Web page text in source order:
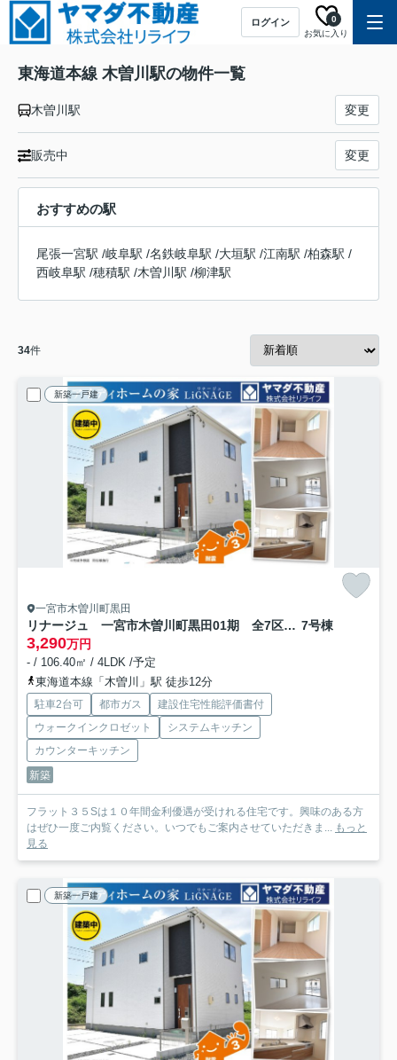
ログイン
お気に入り
0
東海道本線 木曽川駅の物件一覧
木曽川駅 変更
販売中 変更
おすすめの駅
尾張一宮駅 /岐阜駅 /名鉄岐阜駅 /大垣駅 /江南駅 /柏森駅 /
西岐阜駅 /穂積駅 /木曽川駅 /柳津駅
34件
新築一戸建
一宮市木曽川町黒田
リナージュ 一宮市木曽川町黒田01期 全7区画分譲 7号棟
3,290万円
- / 106.40㎡ / 4LDK /予定
東海道本線「木曽川」駅 徒歩12分
駐車2台可 都市ガス
建設住宅性能評価書付
ウォークインクロゼット
システムキッチン
カウンターキッチン
新築
フラット３５Sは１０年間金利優遇が受けれる住宅です。興味のある方
はぜひ一度ご内覧ください。いつでもご案内させていただきま... もっと
見る
新築一戸建